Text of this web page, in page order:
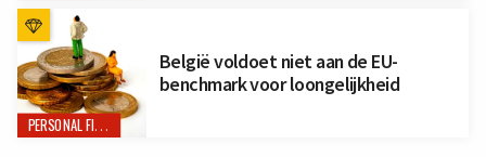
PERSONAL FINANCE
België voldoet niet aan de EU-
benchmark voor loongelijkheid